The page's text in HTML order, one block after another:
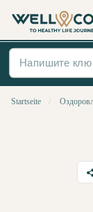
Быстрое
Startseite